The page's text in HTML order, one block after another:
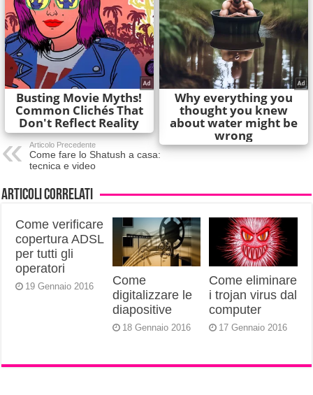
Articolo Precedente
Come fare lo Shatush a casa:
tecnica e video
Articoli correlati
Come verificare
copertura ADSL
per tutti gli
operatori
19 Gennaio 2016
Come
digitalizzare le
diapositive
18 Gennaio 2016
Come eliminare
i trojan virus dal
computer
17 Gennaio 2016